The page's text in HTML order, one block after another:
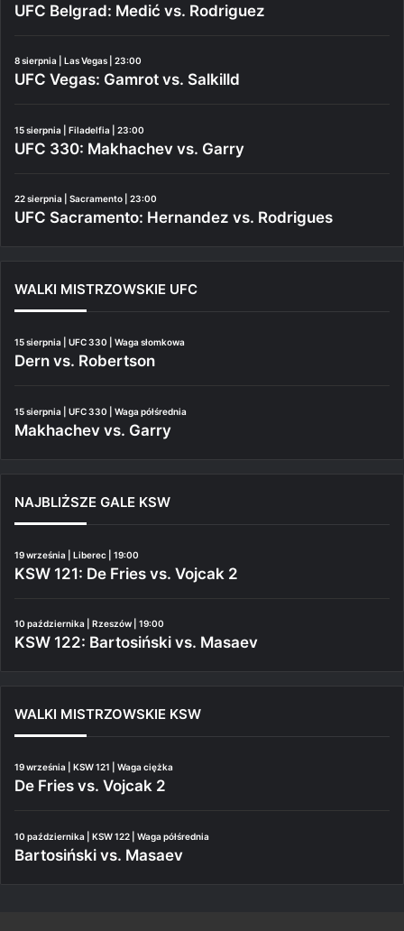
UFC Belgrad: Medić vs. Rodriguez
8 sierpnia | Las Vegas | 23:00
UFC Vegas: Gamrot vs. Salkilld
15 sierpnia | Filadelfia | 23:00
UFC 330: Makhachev vs. Garry
22 sierpnia | Sacramento | 23:00
UFC Sacramento: Hernandez vs. Rodrigues
WALKI MISTRZOWSKIE UFC
15 sierpnia | UFC 330 | Waga słomkowa
Dern vs. Robertson
15 sierpnia | UFC 330 | Waga półśrednia
Makhachev vs. Garry
NAJBLIŻSZE GALE KSW
19 września | Liberec | 19:00
KSW 121: De Fries vs. Vojcak 2
10 października | Rzeszów | 19:00
KSW 122: Bartosiński vs. Masaev
WALKI MISTRZOWSKIE KSW
19 września | KSW 121 | Waga ciężka
De Fries vs. Vojcak 2
10 października | KSW 122 | Waga półśrednia
Bartosiński vs. Masaev